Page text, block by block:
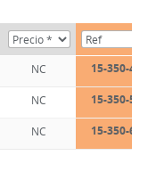
NC 15-350-40
NC 15-350-50
NC 15-350-60